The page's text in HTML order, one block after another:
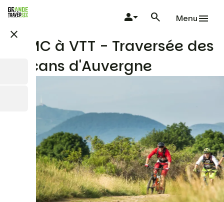
Skip
content
close
Menu
GTMC à VTT - Traversée des
volcans d'Auvergne